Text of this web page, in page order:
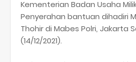
Kementerian Badan Usaha
Penyerahan bantuan dihadiri
Thohir di Mabes Polri, Jakarta
(14/12/2021).